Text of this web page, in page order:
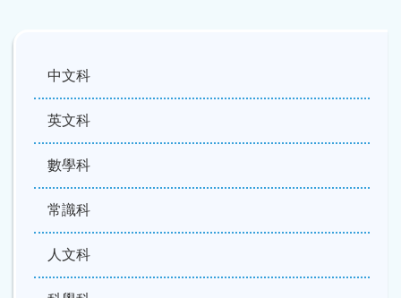
中文科
英文科
數學科
常識科
人文科